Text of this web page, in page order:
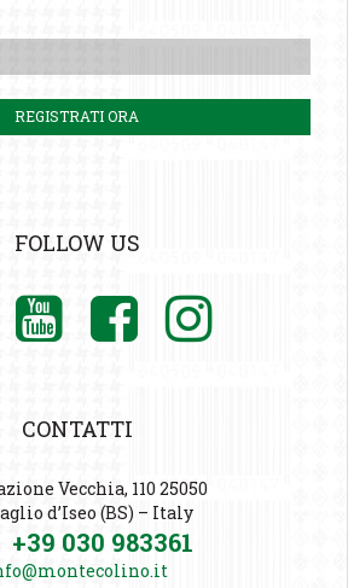
FOLLOW US
CONTATTI
Vecchia, 110 25050
d’Iseo (BS) – Italy
+39 030 983361